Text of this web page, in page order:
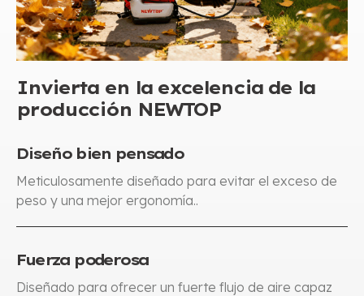
Invierta en la excelencia de la
producción NEWTOP
Diseño bien pensado
Meticulosamente diseñado para evitar el exceso de
peso y una mejor ergonomía..
Fuerza poderosa
Diseñado para ofrecer un fuerte flujo de aire capaz